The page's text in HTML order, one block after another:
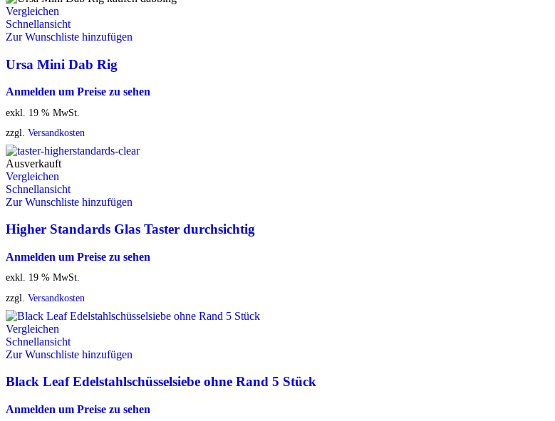
Vergleichen
Schnellansicht
Zur Wunschliste hinzufügen
Ursa Mini Dab Rig
Anmelden um Preise zu sehen
exkl. 19 % MwSt.
zzgl. Versandkosten
Ausverkauft
Vergleichen
Schnellansicht
Zur Wunschliste hinzufügen
Higher Standards Glas Taster durchsichtig
Anmelden um Preise zu sehen
exkl. 19 % MwSt.
zzgl. Versandkosten
Vergleichen
Schnellansicht
Zur Wunschliste hinzufügen
Black Leaf Edelstahlschüsselsiebe ohne Rand 5 Stück
Anmelden um Preise zu sehen